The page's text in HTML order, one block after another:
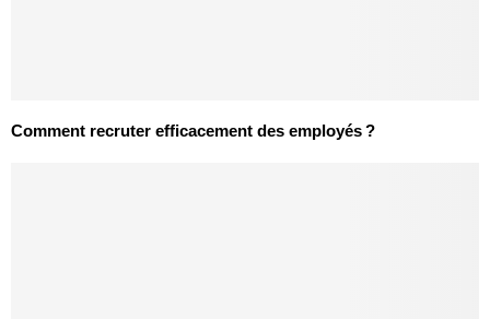
Comment recruter efficacement des employés ?